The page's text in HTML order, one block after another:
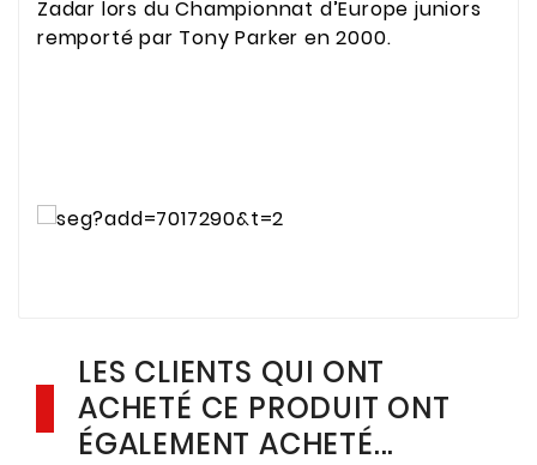
Zadar lors du Championnat d’Europe juniors
remporté par Tony Parker en 2000.
LES CLIENTS QUI ONT
ACHETÉ CE PRODUIT ONT
ÉGALEMENT ACHETÉ...